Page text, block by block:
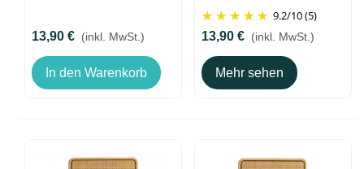
13,90 € (inkl. MwSt.)
In den Warenkorb
Steinadler
9.2/10(5)
13,90 € (inkl. MwSt.)
Mehr sehen